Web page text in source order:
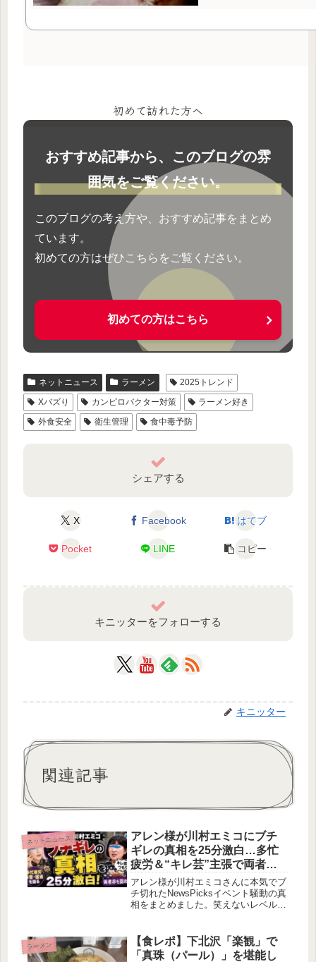
初めて訪れた方へ
おすすめ記事から、このブログの雰
囲気をご覧ください。
このブログの考え方や、おすすめ記事をまとめ
ています。
初めての方はぜひこちらをご覧ください。
初めての方はこちら
ネットニュース ラーメン
2025トレンド
Xバズり
カンピロバクター対策
ラーメン好き
外食安全
衛生管理 食中毒予防
シェアする
X Facebook はてブ
Pocket LINE コピー
キニッターをフォローする
キニッター
関連記事
ネットニュース
アレン様が川村エミコにブチ
ギレの真相を25分激白…多忙
疲労＆“キレ芸”主張で両者非
を認める
アレン様が川村エミコさんに本気でブ
チ切れたNewsPicksイベント騒動の真
相をまとめました。笑えないレベルの
説。完全版動画が出る前の最新情報を
お届けします。#アレン様 #川村エミ
ラーメン
【食レポ】下北沢「楽観」で
「真珠（パール）」を堪能し